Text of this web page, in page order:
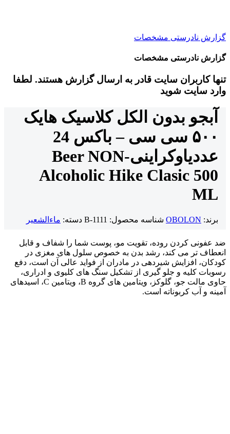
گزارش نادرستی مشخصات
گزارش نادرستی مشخصات
تنها کاربران سایت قادر به ارسال گزارش هستند. لطفا
وارد سایت شوید
آبجو بدون الکل کلاسیک هایک
۵۰۰ سی سی – باکس 24
عددیاوکراینیBeer NON-
Alcoholic Hike Clasic 500
ML
برند: OBOLON شناسه محصول: B-1111 دسته: ماءالشعیر
ضد عفونی کردن روده، تقویت مو، پوست شما را شفاف و قابل
انعطاف تر می کند، رشد بدن به خصوص سلول های مغزی در
کودکان، افزایش شیردهی در مادران از فواید عالی آن است، دفع
رسوبات کلیه و جلو گیری از تشکیل سنگ های کلیوی و ادراری،
حاوی مالت جو، گلوکز، ویتامین های گروه B، ویتامین C، اسیدهای
آمینه و آب کربوناته است.